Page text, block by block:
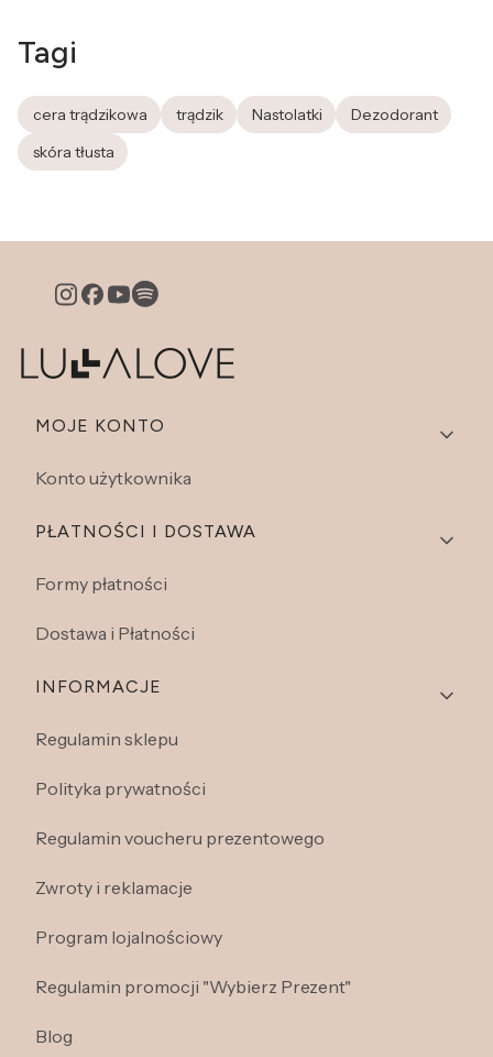
Tagi
cera trądzikowa trądzik Nastolatki
Dezodorant
skóra tłusta
Linki w stopce
MOJE KONTO
Konto użytkownika
PŁATNOŚCI I DOSTAWA
Formy płatności
Dostawa i Płatności
INFORMACJE
Regulamin sklepu
Polityka prywatności
Regulamin voucheru prezentowego
Zwroty i reklamacje
Program lojalnościowy
Regulamin promocji "Wybierz Prezent"
Blog